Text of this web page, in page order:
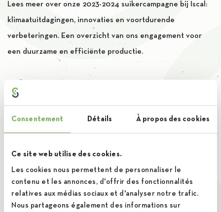
Consentement Détails À propos des cookies
Ce site web utilise des cookies.
Les cookies nous permettent de personnaliser le
contenu et les annonces, d'offrir des fonctionnalités
relatives aux médias sociaux et d'analyser notre trafic.
Nous partageons également des informations sur
Lees meer over onze 2023-2024 suikercampagne bij Iscal:
klimaatuitdagingen, innovaties en voortdurende
verbeteringen. Een overzicht van ons engagement voor
een duurzame en efficiënte productie.
Plan B(iet) 2.0
27 February 2024
By Brieuc
Hoe kan een Belgische boer zijn ecologische voetafdruk
verkleinen en toch winstgevend blijven?